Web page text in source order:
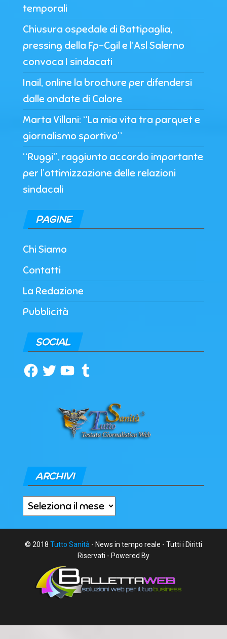
temporali
Chiusura ospedale di Battipaglia,
pressing della Fp-Cgil e l’Asl Salerno
convoca I sindacati
Inail, online la brochure per difendersi
dalle ondate di Calore
Marta Villani: “La mia vita tra parquet e
giornalismo sportivo”
“Ruggi”, raggiunto accordo importante
per l’ottimizzazione delle relazioni
sindacali
PAGINE
Chi Siamo
Contatti
La Redazione
Pubblicità
SOCIAL
Facebook
TwitterYouTubeTumblr
ARCHIVI
Archivi
© 2018 Tutto Sanità - News in tempo reale - Tutti i Diritti
Riservati - Powered By